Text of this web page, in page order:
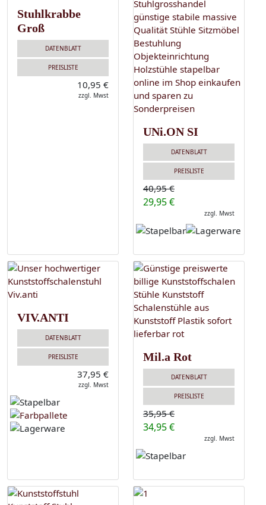
Stuhlkrabbe
Groß
DATENBLATT
PREISLISTE
10,95 €
zzgl. Mwst
UNi.ON SI
DATENBLATT
PREISLISTE
40,95 €
29,95 €
zzgl. Mwst
VIV.ANTI
DATENBLATT
PREISLISTE
37,95 €
zzgl. Mwst
Mil.a Rot
DATENBLATT
PREISLISTE
35,95 €
34,95 €
zzgl. Mwst